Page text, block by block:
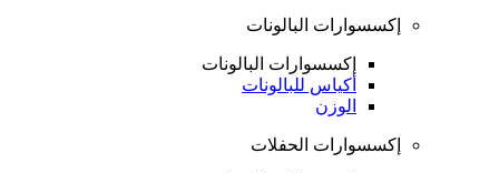
إكسسوارات البالونات
إكسسوارات البالونات
أكياس للبالونات
الوزن
إكسسوارات الحفلات